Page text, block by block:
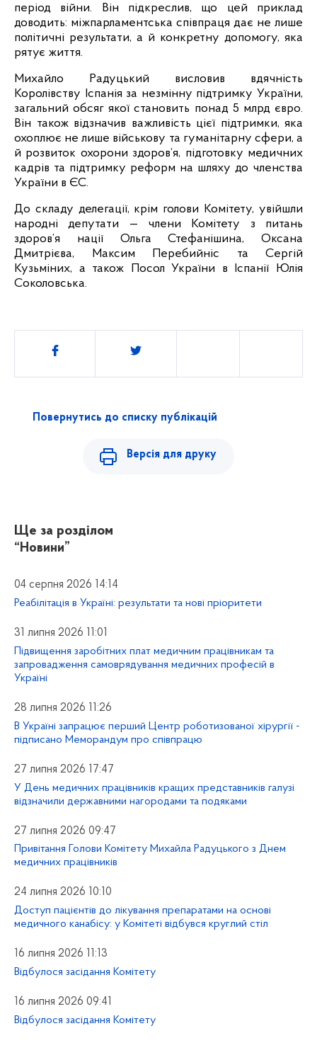
період війни. Він підкреслив, що цей приклад
доводить: міжпарламентська співпраця дає не лише
політичні результати, а й конкретну допомогу, яка
рятує життя.
Михайло Радуцький висловив вдячність
Королівству Іспанія за незмінну підтримку України,
загальний обсяг якої становить понад 5 млрд євро.
Він також відзначив важливість цієї підтримки, яка
охоплює не лише військову та гуманітарну сфери, а
й розвиток охорони здоров’я, підготовку медичних
кадрів та підтримку реформ на шляху до членства
України в ЄС.
До складу делегації, крім голови Комітету, увійшли
народні депутати — члени Комітету з питань
здоров’я нації Ольга Стефанішина, Оксана
Дмитрієва, Максим Перебийніс та Сергій
Кузьміних, а також Посол України в Іспанії Юлія
Соколовська.
Поділитись
Повернутись до списку публікацій
Версія для друку
Ще за розділом
“Новини”
04 серпня 2026 14:14
Реабілітація в Україні: результати та нові пріоритети
31 липня 2026 11:01
Підвищення заробітних плат медичним працівникам та
запровадження самоврядування медичних професій в
Україні
28 липня 2026 11:26
В Україні запрацює перший Центр роботизованої хірургії -
підписано Меморандум про співпрацю
27 липня 2026 17:47
У День медичних працівників кращих представників галузі
відзначили державними нагородами та подяками
27 липня 2026 09:47
Привітання Голови Комітету Михайла Радуцького з Днем
медичних працівників
24 липня 2026 10:10
Доступ пацієнтів до лікування препаратами на основі
медичного канабісу: у Комітеті відбувся круглий стіл
16 липня 2026 11:13
Відбулося засідання Комітету
16 липня 2026 09:41
Відбулося засідання Комітету